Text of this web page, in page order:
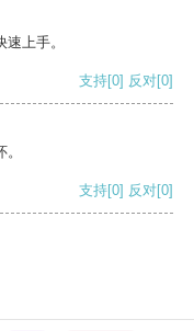
上手。
支持[0] 反对[0]
支持[0] 反对[0]